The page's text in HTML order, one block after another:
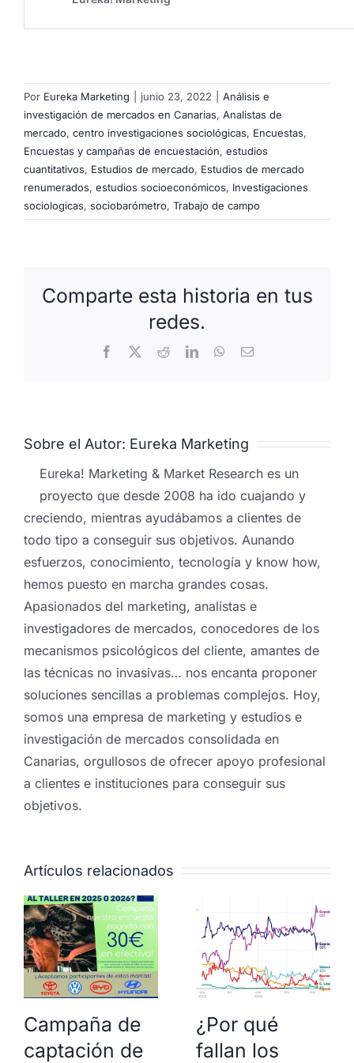
Por Eureka Marketing junio 23, 2022
Análisis e
investigación de mercados en Canarias, Analistas de
mercado, centro investigaciones sociológicas, Encuestas,
Encuestas y campañas de encuestación, estudios
cuantitativos, Estudios de mercado, Estudios de mercado
renumerados, estudios socioeconómicos, Investigaciones
sociologicas, sociobarómetro, Trabajo de campo
Comparte esta historia en tus
redes.
Facebook RedditLinkedInWhatsApp
Correo
Sobre el Autor: Eureka Marketing
Eureka! Marketing & Market Research es un
proyecto que desde 2008 ha ido cuajando y
creciendo, mientras ayudábamos a clientes de
todo tipo a conseguir sus objetivos. Aunando
esfuerzos, conocimiento, tecnología y know how,
hemos puesto en marcha grandes cosas.
Apasionados del marketing, analistas e
investigadores de mercados, conocedores de los
mecanismos psicológicos del cliente, amantes de
las técnicas no invasivas… nos encanta proponer
soluciones sencillas a problemas complejos. Hoy,
somos una empresa de marketing y estudios e
investigación de mercados consolidada en
Canarias, orgullosos de ofrecer apoyo profesional
a clientes e instituciones para conseguir sus
objetivos.
Artículos relacionados
Campaña de
captación de
¿Por qué
fallan los